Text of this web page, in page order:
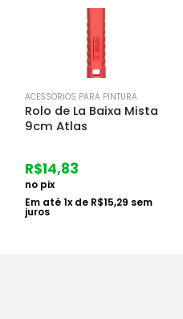
ACESSORIOS PARA PINTURA
Bandeija P/pintura
Grande
R$9,60
no pix
Em até1x de R$9,90sem juros